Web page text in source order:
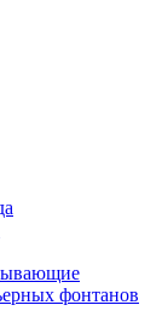
фонтанов